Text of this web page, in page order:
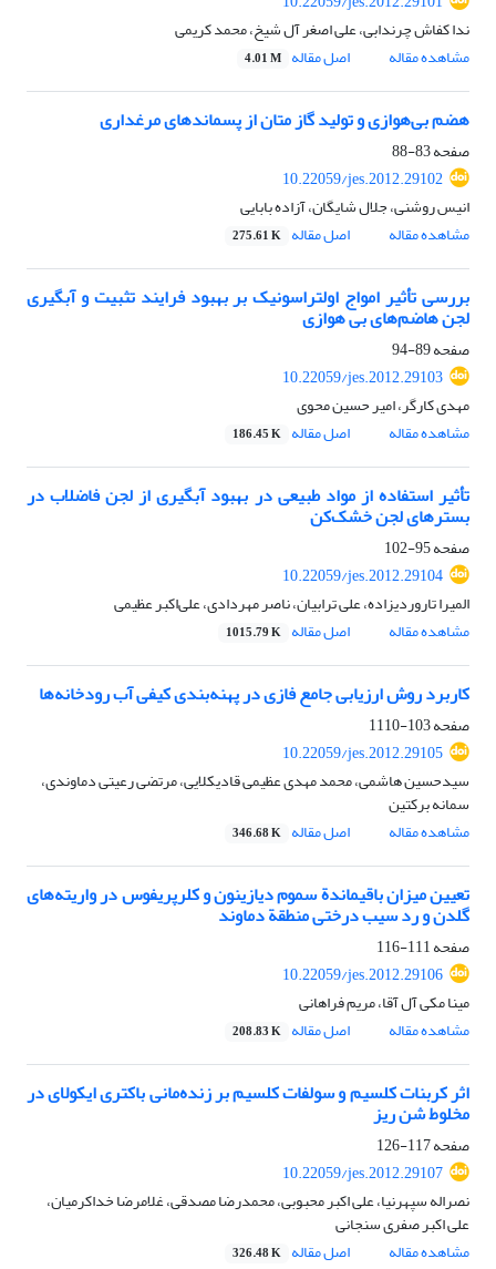
ندا کفاش چرندابی، علی اصغر آل شیخ، محمد کریمی
مشاهده مقاله
اصل مقاله 4.01 M
هضم بی‌هوازی و تولید گاز متان از پسماندهای مرغداری
صفحه83-88
10.22059/jes.2012.29102
انیس روشنی، جلال شایگان، آزاده بابایی
مشاهده مقاله
اصل مقاله 275.61 K
بررسی تأثیر امواج اولتراسونیک بر بهبود فرایند تثبیت و آبگیری
لجن هاضم‌های بی هوازی
صفحه89-94
10.22059/jes.2012.29103
مهدی کارگر، امیر حسین محوی
مشاهده مقاله
اصل مقاله 186.45 K
تأثیر استفاده از مواد طبیعی در بهبود آبگیری از لجن فاضلاب در
بسترهای لجن خشک‌کن
صفحه95-102
10.22059/jes.2012.29104
المیرا تاروردیزاده، علی ترابیان، ناصر مهردادی، علی‌اکبر عظیمی
مشاهده مقاله
اصل مقاله 1015.79 K
کاربرد روش ارزیابی جامع فازی در پهنه‌بندی کیفی آب رودخانه‌ها
صفحه103-1110
10.22059/jes.2012.29105
سیدحسین هاشمی، محمد مهدی عظیمی قادیکلایی، مرتضی رعیتی دماوندی،
سمانه برکتین
مشاهده مقاله
اصل مقاله 346.68 K
تعیین میزان باقیماندة سموم دیازینون و کلرپریفوس در واریته‌های
گلدن و رد سیب درختی منطقة دماوند
صفحه111-116
10.22059/jes.2012.29106
مینا مکی آل آقا، مریم فراهانی
مشاهده مقاله
اصل مقاله 208.83 K
اثر کربنات کلسیم و سولفات کلسیم بر زنده‌مانی باکتری ایکولای در
مخلوط شن ریز
صفحه117-126
10.22059/jes.2012.29107
نصراله سپهرنیا، علی اکبر محبوبی، محمدرضا مصدقی، غلامرضا خداکرمیان،
علی اکبر صفری سنجانی
مشاهده مقاله
اصل مقاله 326.48 K